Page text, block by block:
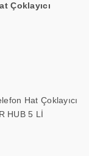
Çoklayıcı
Hat Çoklayıcı
HUB 5 Lİ